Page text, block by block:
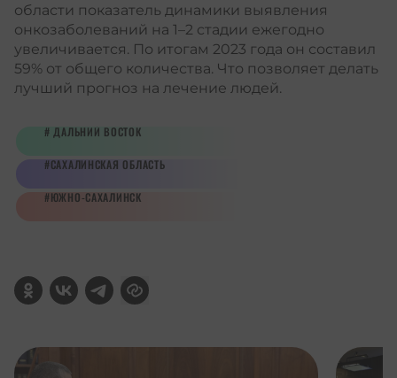
области показатель динамики выявления
онкозаболеваний на 1–2 стадии ежегодно
увеличивается. По итогам 2023 года он составил
59% от общего количества. Что позволяет делать
лучший прогноз на лечение людей.
ДАЛЬНИЙ ВОСТОК
САХАЛИНСКАЯ ОБЛАСТЬ
ЮЖНО-САХАЛИНСК